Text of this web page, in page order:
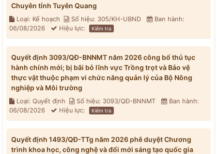
Chuyên tỉnh Tuyên Quang
Loại: Kế hoạch Số hiệu: 305/KH-UBND
Ban hành:
06/08/2026
Hiệu lực: Kiểm tra
Quyết định 3093/QĐ-BNNMT năm 2026 công bố thủ tục
hành chính mới; bị bãi bỏ lĩnh vực Trồng trọt và Bảo vệ
thực vật thuộc phạm vi chức năng quản lý của Bộ Nông
nghiệp và Môi trường
Loại: Quyết định Số hiệu: 3093/QĐ-BNNMT
Ban hành:
06/08/2026
Hiệu lực: Kiểm tra
Quyết định 1493/QĐ-TTg năm 2026 phê duyệt Chương
trình khoa học, công nghệ và đổi mới sáng tạo quốc gia